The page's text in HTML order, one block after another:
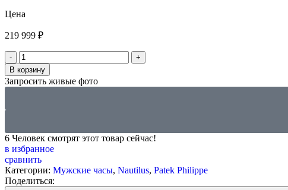
Цена
219 999 ₽
В корзину
Запросить живые фото
6 Человек смотрят этот товар сейчас!
в избранное
сравнить
Категории: Мужские часы, Nautilus, Patek Philippe
Поделиться: